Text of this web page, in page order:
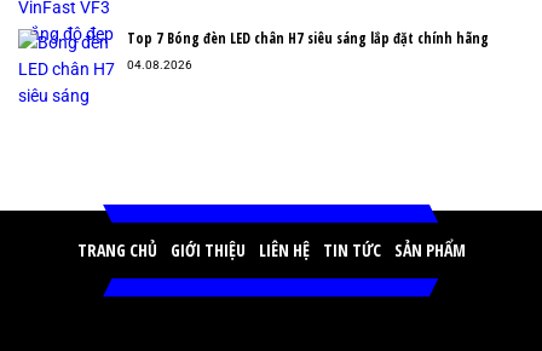
Top 7 Bóng đèn LED chân H7 siêu sáng lắp đặt chính hãng
04.08.2026
TRANG CHỦ GIỚI THIỆU LIÊN HỆ TIN TỨC SẢN PHẨM